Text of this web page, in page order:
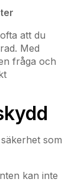
att du
Med
fråga och
som
kan inte